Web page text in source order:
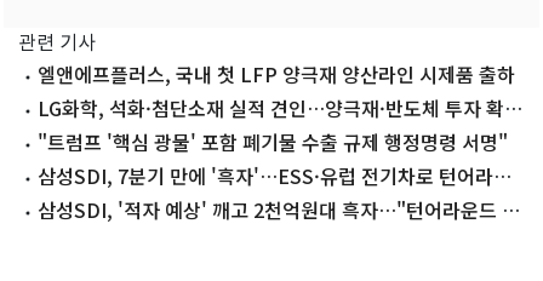
관련 기사
엘앤에프플러스, 국내 첫 LFP 양극재 양산라인 시제품 출하
LG화학, 석화·첨단소재 실적 견인…양극재·반도체 투자 확
대(종합2보)
"트럼프 '핵심 광물' 포함 폐기물 수출 규제 행정명령 서명"
삼성SDI, 7분기 만에 '흑자'…ESS·유럽 전기차로 턴어라운
드 시동(종합2보)
삼성SDI, '적자 예상' 깨고 2천억원대 흑자…"턴어라운드 본